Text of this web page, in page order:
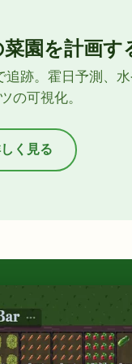
園を計画す
追跡。霍日予測、
の可視化。
く見る